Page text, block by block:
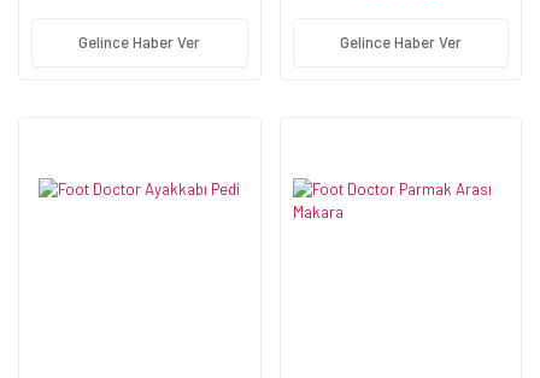
Gelince Haber Ver Gelince Haber Ver